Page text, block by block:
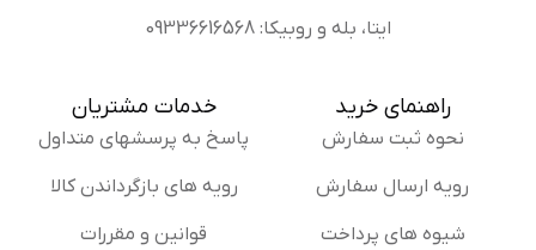
ایتا، بله و روبیکا: 09336616568
راهنمای خرید
نحوه ثبت سفارش
رویه ارسال سفارش
شیوه های پرداخت
خدمات مشتریان
پاسخ به پرسشهای متداول
رویه های بازگرداندن کالا
قوانین و مقررات